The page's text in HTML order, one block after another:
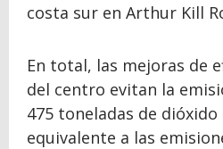
costa sur en Arthur Kill
En total, las mejoras de
del centro evitan la
475 toneladas de
equivalente a las